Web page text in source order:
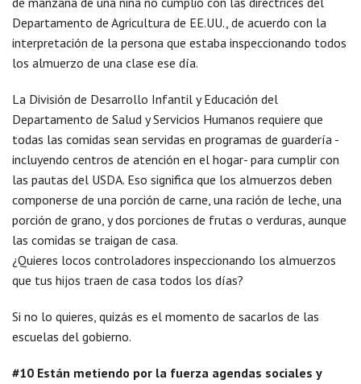
Departamento de Agricultura de EE.UU., de acuerdo con la
interpretación de la persona que estaba inspeccionando todos
los almuerzo de una clase ese día.
La División de Desarrollo Infantil y Educación del
Departamento de Salud y Servicios Humanos requiere que
todas las comidas sean servidas en programas de guardería -
incluyendo centros de atención en el hogar- para cumplir con
las pautas del USDA. Eso significa que los almuerzos deben
componerse de una porción de carne, una ración de leche, una
porción de grano, y dos porciones de frutas o verduras, aunque
las comidas se traigan de casa.
¿Quieres locos controladores inspeccionando los almuerzos
que tus hijos traen de casa todos los días?
Si no lo quieres, quizás es el momento de sacarlos de las
escuelas del gobierno.
#10 Están metiendo por la fuerza agendas sociales y